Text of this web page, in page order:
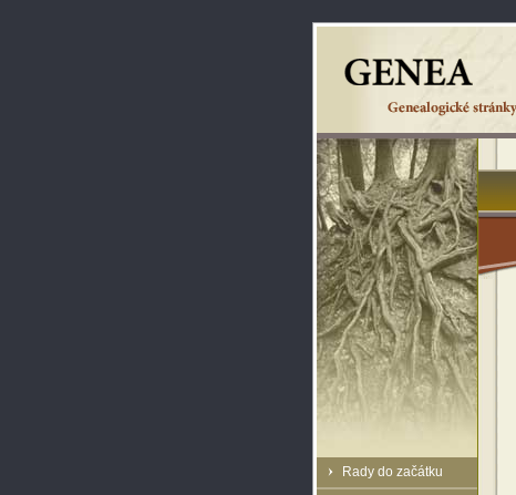
Rady do začátku